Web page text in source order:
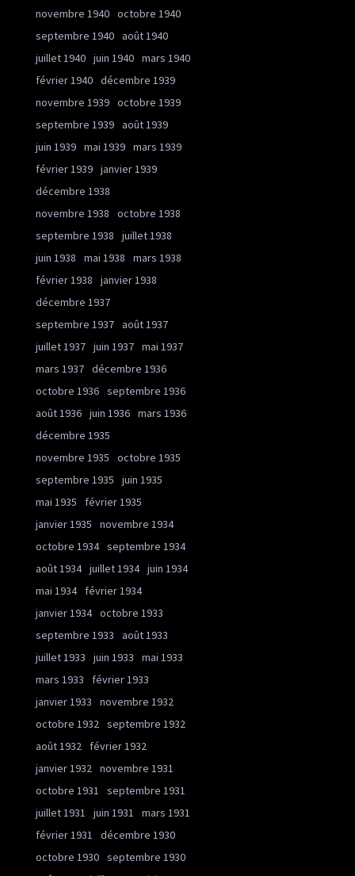
novembre 1940 octobre 1940
septembre 1940 août 1940
juillet 1940 juin 1940 mars 1940
février 1940 décembre 1939
novembre 1939 octobre 1939
septembre 1939 août 1939
juin 1939 mai 1939 mars 1939
février 1939 janvier 1939
décembre 1938
novembre 1938
octobre 1938
septembre 1938
juillet 1938
juin 1938
mai 1938
mars 1938
février 1938
janvier 1938
décembre 1937
septembre 1937 août 1937
juillet 1937 juin 1937 mai 1937
mars 1937 décembre 1936
octobre 1936 septembre 1936
août 1936 juin 1936 mars 1936
décembre 1935
novembre 1935
octobre 1935
septembre 1935
juin 1935
mai 1935
février 1935
janvier 1935
novembre 1934
octobre 1934 septembre 1934
août 1934 juillet 1934 juin 1934
mai 1934
février 1934
janvier 1934 octobre 1933
septembre 1933
août 1933
juillet 1933
juin 1933
mai 1933
mars 1933
février 1933
janvier 1933
novembre 1932
octobre 1932 septembre 1932
août 1932
février 1932
janvier 1932 novembre 1931
octobre 1931
septembre 1931
juillet 1931
juin 1931
mars 1931
février 1931
décembre 1930
octobre 1930 septembre 1930